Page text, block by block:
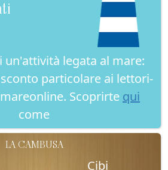
un'attività legata al mare:
particolare ai lettori-
Scoprirte qui
come
LA CAMBUSA
Cibi